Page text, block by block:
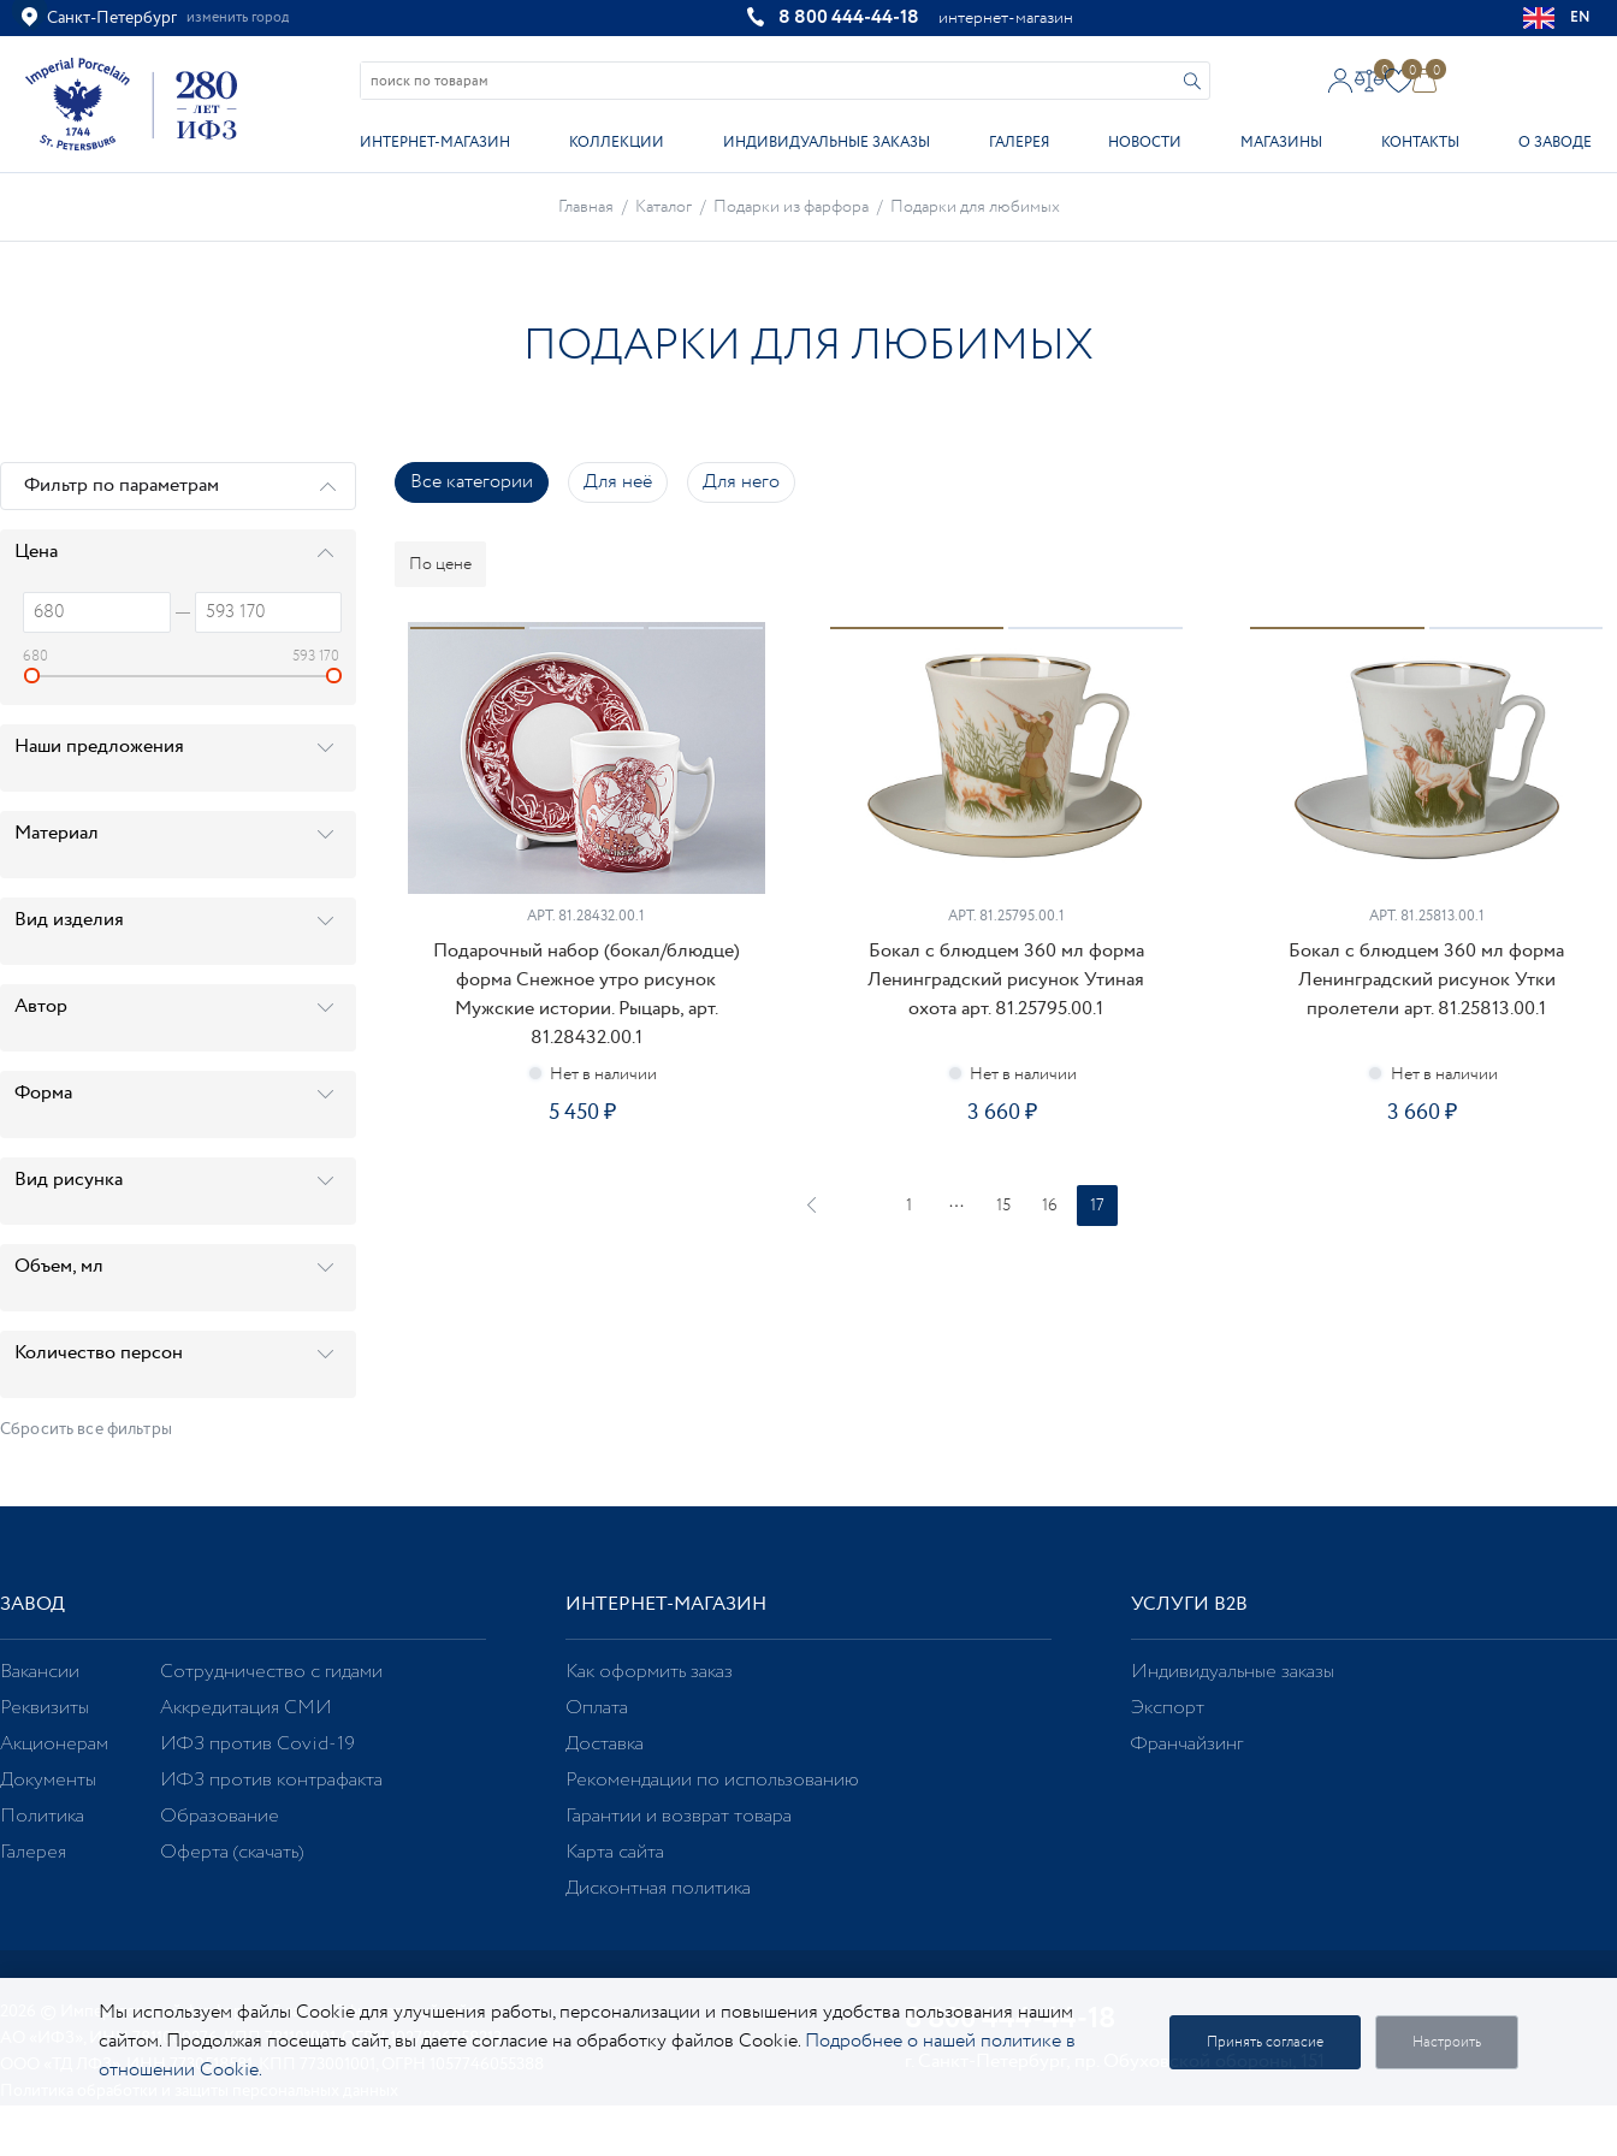
Санкт-Петербург изменить город
Ваш город Санкт-Петербург?
ВСЁ ВЕРНО ИЗМЕНИТЬ
8 800 444-44-18 интернет-магазин EN
0 0 0
ИНТЕРНЕТ-МАГАЗИН КОЛЛЕКЦИИ ИНДИВИДУАЛЬНЫЕ ЗАКАЗЫ ГАЛЕРЕЯ НОВОСТИ МАГАЗИНЫ КОНТАКТЫ О ЗАВОДЕ
Главная / Каталог / Подарки из фарфора / Подарки для любимых
ПОДАРКИ ДЛЯ ЛЮБИМЫХ
Все категории Для неё Для него
По цене
АРТ. 81.28432.00.1
Подарочный набор (бокал/блюдце)
форма Снежное утро рисунок
Мужские истории. Рыцарь, арт.
81.28432.00.1
5 450
АРТ.81.25795.00.1
Бокал с блюдцем 360 мл форма
Ленинградский рисунок Утиная
охота арт. 81.25795.00.1
3 660
АРТ.81.25813.00.1
Бокал с блюдцем 360 мл форма
Ленинградский рисунок Утки
пролетели арт. 81.25813.00.1
3 660
1 15 16 17
Фильтр по параметрам
Цена
680 593 170
Наши предложения
Материал
Вид изделия
Автор
Форма
Вид рисунка
Объем, мл
Количество персон
Сбросить все фильтры
ЗАВОД
Вакансии
Реквизиты
Акционерам
Документы
Политика
Галерея
Сотрудничество с гидами
Аккредитация СМИ
ИФЗ против Covid-19
ИФЗ против контрафакта
Образование
Оферта (скачать)
ИНТЕРНЕТ-МАГАЗИН
Как оформить заказ
Оплата
Доставка
Рекомендации по использованию
Гарантии и возврат товара
Карта сайта
Дисконтная политика
УСЛУГИ В2В
Индивидуальные заказы
Экспорт
Франчайзинг
2026 © Императорский фарфоровый завод. Официальный сайт.
АО «ИФЗ», ИНН 7811000276, КПП 781101001, ОГРН 1027806058213
ООО «ТД ЛФЗ», ИНН 7730518581, КПП 773001001, ОГРН 1057746055388
8 800 444-44-18
г. Санкт-Петербург, пр. Обуховской обороны, 151
Мы используем файлы Cookie для улучшения работы, персонализации и повышения удобства пользования нашим
сайтом. Продолжая посещать сайт, вы даете согласие на обработку файлов Cookie. Подробнее о нашей политике в
отношении Cookie.
Принять согласие Настроить